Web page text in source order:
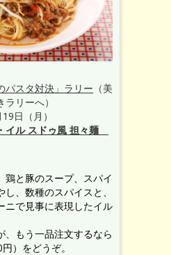
スタ対決」ラリー （美
リーへ）
日（月）
イル スドゥ風 担々麺
鶏と豚のスープ、スパイ
、数種のスパイスと、
ニで見事に表現したイル
、もう一品注文するなら
）をどうぞ。